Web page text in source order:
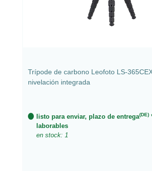
Trípode de carbono Leofoto LS-
nivelación integrada
listo para enviar, plazo de entrega(DE)
laborables
en stock: 1